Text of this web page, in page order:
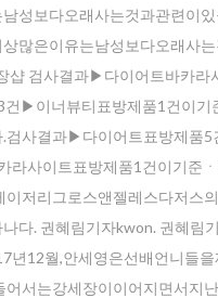
성보다오래사는것과관련이
많은이유는남성보다오래사
샵 검사결과▶다이어트바카라
▶이너뷰티표방제품1건이기
.검사결과▶다이어트표방제품
라사이트표방제품1건이기준
이저리그로스앤젤레스다저스
다. 권혜림기자kwon. 권혜림
년12월,안세영은선배언니들을
서는강세장이이어지면서지